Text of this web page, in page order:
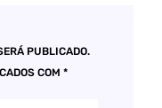
PUBLICADO.
COM *